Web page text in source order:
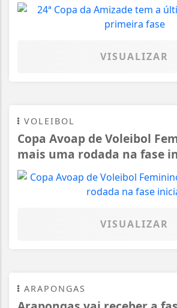
VISUALIZAR
VOLEIBOL
Copa Avoap de Voleibol
mais uma rodada na fase
VISUALIZAR
ARAPONGAS